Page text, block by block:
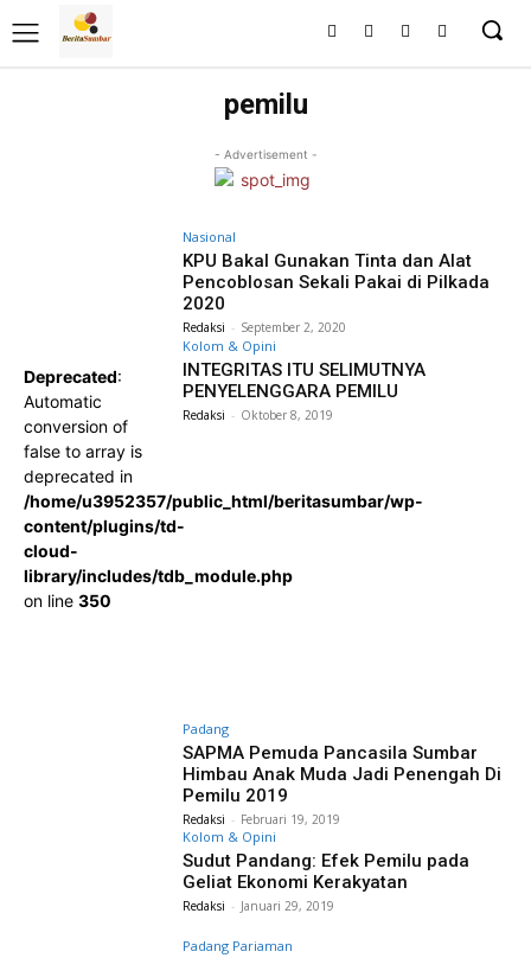
pemilu
- Advertisement -
Nasional
KPU Bakal Gunakan Tinta dan Alat
Pencoblosan Sekali Pakai di Pilkada
2020
Redaksi - September 2, 2020
Deprecated:
Automatic
conversion of
false to array is
deprecated in
/home/u3952357/public_html/beritasumbar/wp-
content/plugins/td-
cloud-
library/includes/tdb_module.php
on line 350
Kolom & Opini
INTEGRITAS ITU SELIMUTNYA
PENYELENGGARA PEMILU
Redaksi - Oktober 8, 2019
Padang
SAPMA Pemuda Pancasila Sumbar
Himbau Anak Muda Jadi Penengah Di
Pemilu 2019
Redaksi - Februari 19, 2019
Kolom & Opini
Sudut Pandang: Efek Pemilu pada
Geliat Ekonomi Kerakyatan
Redaksi - Januari 29, 2019
Padang Pariaman